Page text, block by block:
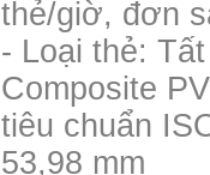
thẻ/giờ, đơn
- Loại thẻ:
Composite
tiêu chuẩn
53,98 mm